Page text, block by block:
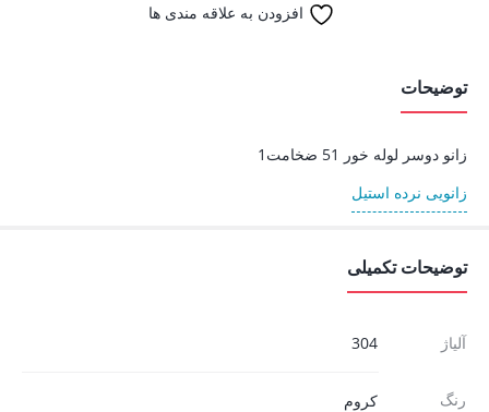
افزودن به علاقه مندی ها
توضیحات
زانو دوسر لوله خور 51 ضخامت1
زانویی نرده استیل
توضیحات تکمیلی
آلیاژ 304
رنگ کروم